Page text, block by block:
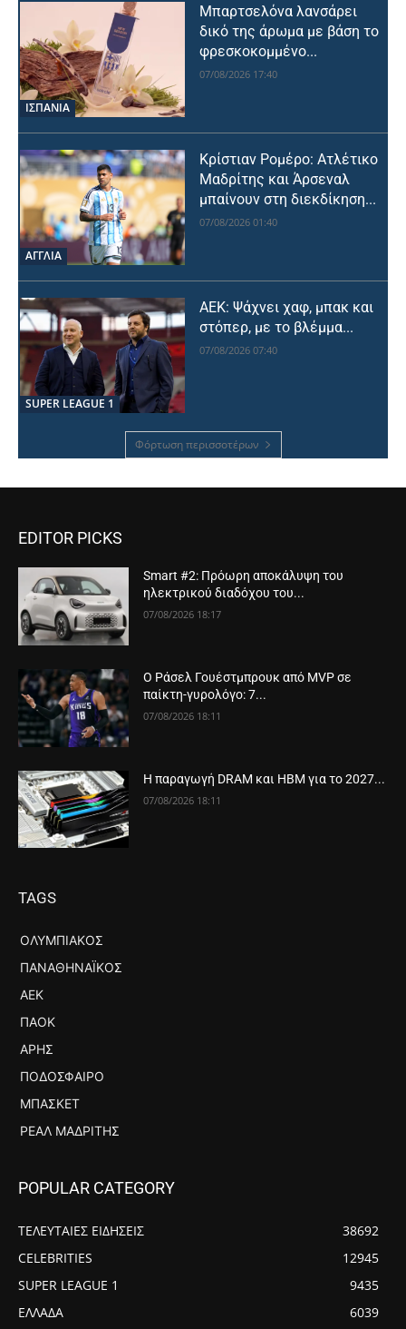
ΙΣΠΑΝΙΑ
Μπαρτσελόνα λανσάρει
δικό της άρωμα με βάση το
φρεσκοκομμένο...
07/08/2026 17:40
ΑΓΓΛΙΑ
Κρίστιαν Ρομέρο: Ατλέτικο
Μαδρίτης και Άρσεναλ
μπαίνουν στη διεκδίκηση...
07/08/2026 01:40
SUPER LEAGUE 1
ΑΕΚ: Ψάχνει χαφ, μπακ και
στόπερ, με το βλέμμα...
07/08/2026 07:40
Φόρτωση περισσοτέρων
EDITOR PICKS
Smart #2: Πρόωρη αποκάλυψη του
ηλεκτρικού διαδόχου του...
07/08/2026 18:17
Ο Ράσελ Γουέστμπρουκ από MVP σε
παίκτη-γυρολόγο: 7...
07/08/2026 18:11
Η παραγωγή DRAM και HBM για το 2027...
07/08/2026 18:11
TAGS
ΟΛΥΜΠΙΑΚΌΣ
ΠΑΝΑΘΗΝΑΪΚΌΣ
ΑΕΚ
ΠΑΟΚ
ΆΡΗΣ
ΠΟΔΌΣΦΑΙΡΟ
ΜΠΆΣΚΕΤ
ΡΕΆΛ ΜΑΔΡΊΤΗΣ
POPULAR CATEGORY
ΤΕΛΕΥΤΑΙΕΣ ΕΙΔΗΣΕΙΣ
38692
CELEBRITIES
12945
SUPER LEAGUE 1
9435
ΕΛΛΑΔΑ
6039